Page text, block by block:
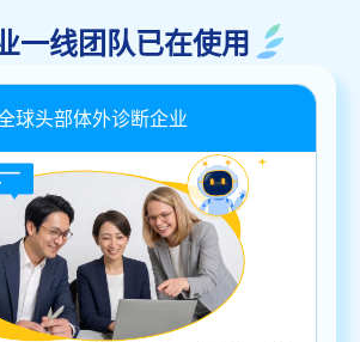
一线团队已在使用
球头部体外诊断企业